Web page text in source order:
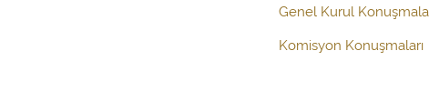
Genel Kurul
Komisyon Konuşmaları